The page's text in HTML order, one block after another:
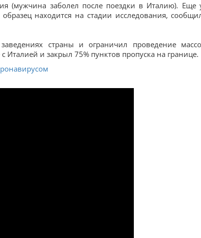
(мужчина заболел после поездки в Италию). Еще
находится на стадии исследования,
страны и ограничил проведение
Италией и закрыл 75% пунктов пропуска на границе.